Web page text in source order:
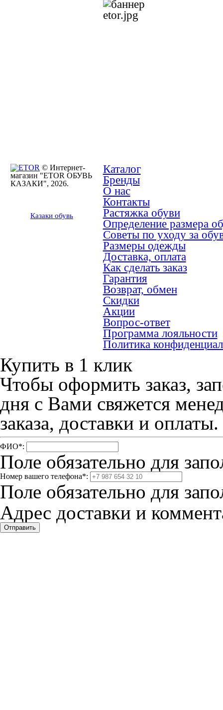
© Интернет-
магазин "ETOR ОБУВЬ
КАЗАКИ", 2026.
Казаки обувь
Каталог
Бренды
О нас
Контакты
Растяжка обуви
Определение размера
Советы по уходу за
Размеры одежды
Доставка, оплата
Как сделать заказ
Гарантия
Возврат, обмен
Скидки
Акции
Вопрос-ответ
Программа лояльности
Политика
Купить в 1 клик
Чтобы оформить заказ,
дня с Вами свяжется
заказа, доставки и оплаты.
ФИО*:
Поле обязательно для
Номер вашего телефона*:
Поле обязательно для
Адрес доставки и